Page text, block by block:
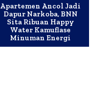
Apartemen Ancol Jadi
Dapur Narkoba, BNN
Sita Ribuan Happy
Water Kamuflase
Minuman Energi